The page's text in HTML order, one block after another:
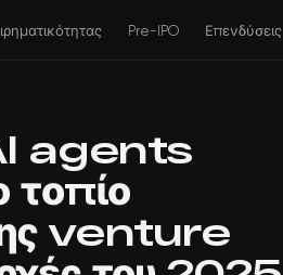
Pre-IPO Επενδύσεις
agents
τοπίο
venture